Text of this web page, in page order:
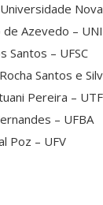
de Azevedo –
Santos – UFSC
Santos e
Pereira –
– UFBA
Poz – UFV